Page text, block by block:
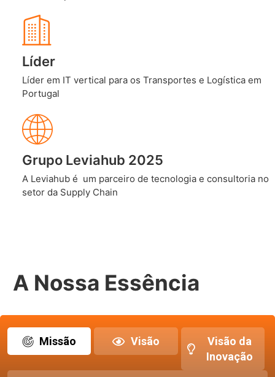
Líder
Líder em IT vertical para os Transportes e Logística em
Portugal
Grupo Leviahub 2025
A Leviahub é um parceiro de tecnologia e consultoria no
setor da Supply Chain
A Nossa Essência
Missão Visão
Visão da
Inovação